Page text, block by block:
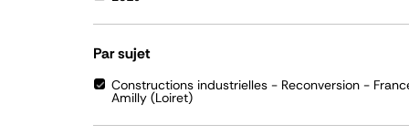
Par sujet
Constructions industrielles - Reconversion -
Amilly (Loiret)